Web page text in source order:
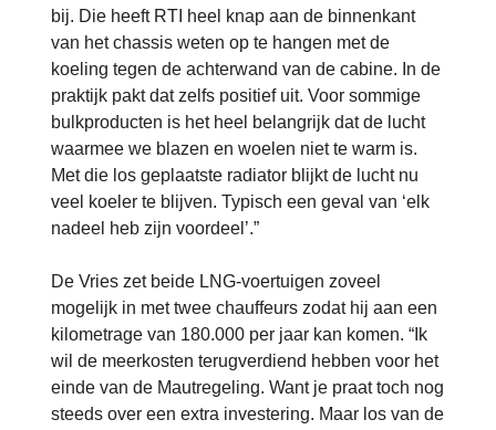
bij. Die heeft RTI heel knap aan de binnenkant
van het chassis weten op te hangen met de
koeling tegen de achterwand van de cabine. In de
praktijk pakt dat zelfs positief uit. Voor sommige
bulkproducten is het heel belangrijk dat de lucht
waarmee we blazen en woelen niet te warm is.
Met die los geplaatste radiator blijkt de lucht nu
veel koeler te blijven. Typisch een geval van ‘elk
nadeel heb zijn voordeel’.”
De Vries zet beide LNG-voertuigen zoveel
mogelijk in met twee chauffeurs zodat hij aan een
kilometrage van 180.000 per jaar kan komen. “Ik
wil de meerkosten terugverdiend hebben voor het
einde van de Mautregeling. Want je praat toch nog
steeds over een extra investering. Maar los van de